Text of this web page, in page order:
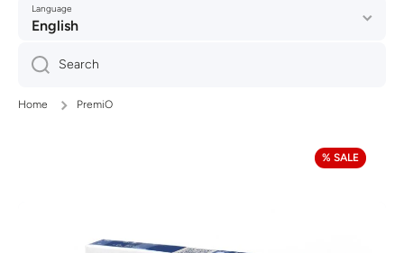
Language
English
Search
Home PremiO
% SALE